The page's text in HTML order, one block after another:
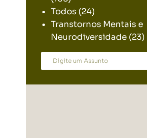
Todos (24)
Transtornos Mentais e
Neurodiversidade (23)